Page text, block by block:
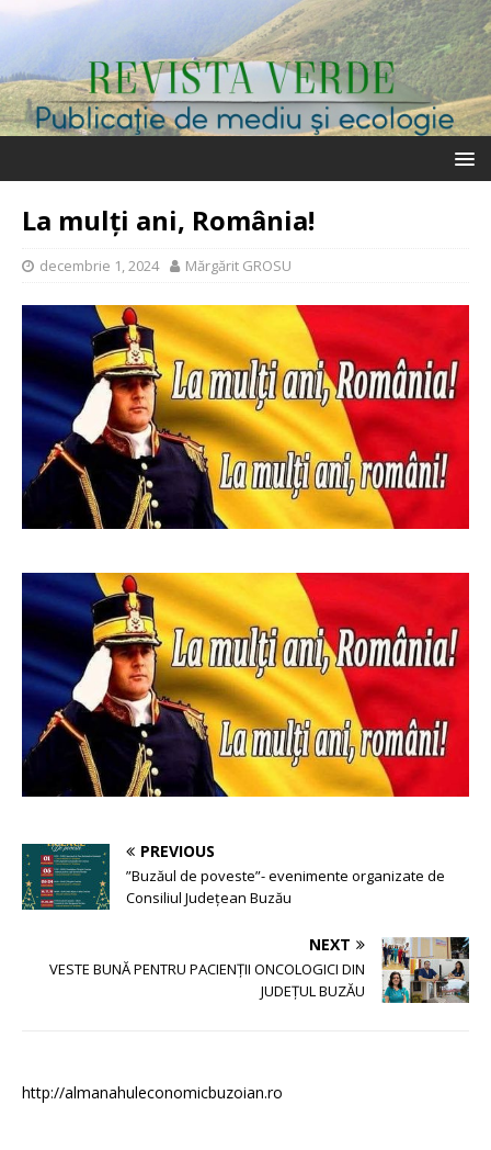
La mulți ani, România!
decembrie 1, 2024 Mărgărit GROSU
PREVIOUS
”Buzăul de poveste”- evenimente organizate de
Consiliul Județean Buzău
NEXT
VESTE BUNĂ PENTRU PACIENȚII ONCOLOGICI DIN
JUDEȚUL BUZĂU
http://almanahuleconomicbuzoian.ro